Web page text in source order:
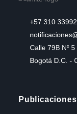
+57 310
Calle 79B Nº
Bogotá D.C. -
Publicaciones